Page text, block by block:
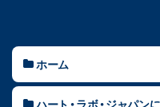
ホーム
ハート・ラボ・ジャパン